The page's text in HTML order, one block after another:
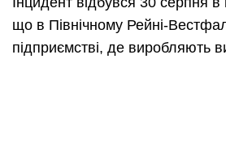
що в Північному Рейні-
підприємстві, де виробляють